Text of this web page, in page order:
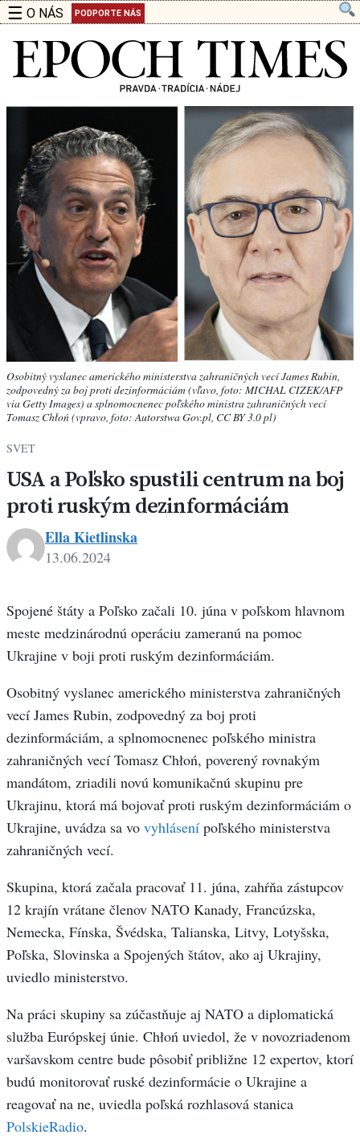
☰ O NÁS PODPORTE NÁS
Osobitný vyslanec amerického ministerstva zahraničných vecí James Rubin,
zodpovedný za boj proti dezinformáciám (vľavo, foto: MICHAL CIZEK/AFP
via Getty Images) a splnomocnenec poľského ministra zahraničných vecí
Tomasz Chłoń (vpravo, foto: Autorstwa Gov.pl, CC BY 3.0 pl)
SVET
USA a Poľsko spustili centrum na boj
proti ruským dezinformáciám
Ella Kietlinska
13.06.2024
Spojené štáty a Poľsko začali 10. júna v poľskom hlavnom
meste medzinárodnú operáciu zameranú na pomoc
Ukrajine v boji proti ruským dezinformáciám.
Osobitný vyslanec amerického ministerstva zahraničných
vecí James Rubin, zodpovedný za boj proti
dezinformáciám, a splnomocnenec poľského ministra
zahraničných vecí Tomasz Chłoń, poverený rovnakým
mandátom, zriadili novú komunikačnú skupinu pre
Ukrajinu, ktorá má bojovať proti ruským dezinformáciám o
Ukrajine, uvádza sa vo vyhlásení poľského ministerstva
zahraničných vecí.
Skupina, ktorá začala pracovať 11. júna, zahŕňa zástupcov
12 krajín vrátane členov NATO Kanady, Francúzska,
Nemecka, Fínska, Švédska, Talianska, Litvy, Lotyšska,
Poľska, Slovinska a Spojených štátov, ako aj Ukrajiny,
uviedlo ministerstvo.
Na práci skupiny sa zúčastňuje aj NATO a diplomatická
služba Európskej únie. Chłoń uviedol, že v novozriadenom
varšavskom centre bude pôsobiť približne 12 expertov, ktorí
budú monitorovať ruské dezinformácie o Ukrajine a
reagovať na ne, uviedla poľská rozhlasová stanica
PolskieRadio.